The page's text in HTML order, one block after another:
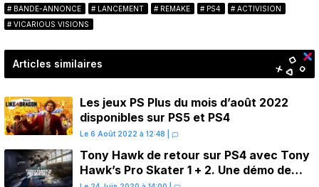
BANDE-ANNONCE LANCEMENT REMAKE PS4
ACTIVISION
VICARIOUS VISIONS
Articles similaires
Les jeux PS Plus du mois d’août 2022
disponibles sur PS5 et PS4
Le 6 Août 2022 à 12:48
Tony Hawk de retour sur PS4 avec Tony
Hawk’s Pro Skater 1 + 2. Une démo de